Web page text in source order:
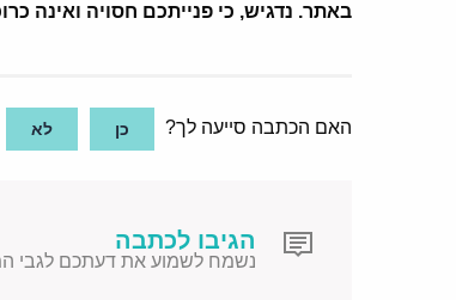
באתר. נדגיש, כי פנייתכם חסויה ואינה
האם הכתבה סייעה לך? כן לא
הגיבו לכתבה
נשמח לשמוע את דעתכם לגבי